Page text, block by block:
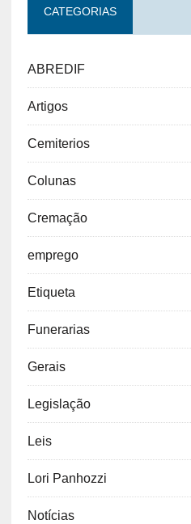
CATEGORIAS
ABREDIF
Artigos
Cemiterios
Colunas
Cremação
emprego
Etiqueta
Funerarias
Gerais
Legislação
Leis
Lori Panhozzi
Notícias